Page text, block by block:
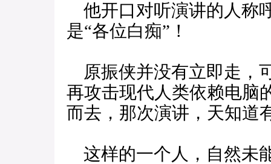
他开口对听演讲的人称
是“各位白痴”！
原振侠并没有立即走，
再攻击现代人类依赖电脑
而去，那次演讲，天知道
这样的一个人，自然未